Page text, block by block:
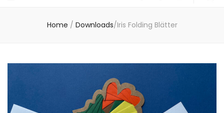
Home / Downloads/Iris Folding Blätter